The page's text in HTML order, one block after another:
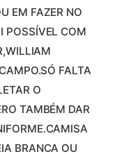
EM FAZER NO
POSSÍVEL COM
FALTA
O
TAMBÉM DAR
BRANCA OU